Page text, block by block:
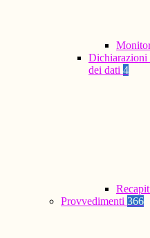
Dichiarazioni
dei dati 4
Provvedimenti 366